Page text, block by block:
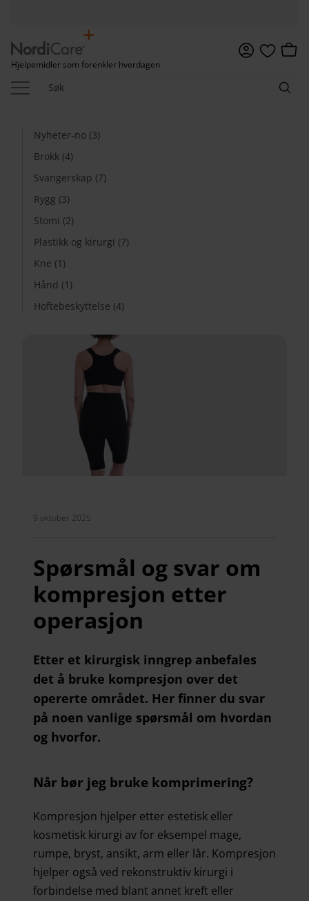
Hjelpemidler som forenkler hverdagen
Favoritter
Nyheter-no (3)
Brokk (4)
Svangerskap (7)
Rygg (3)
Stomi (2)
Plastikk og kirurgi (7)
Kne (1)
Hånd (1)
Hoftebeskyttelse (4)
9 oktober 2025
Spørsmål og svar om
kompresjon etter
operasjon
Etter et kirurgisk inngrep anbefales
det å bruke kompresjon over det
opererte området. Her finner du svar
på noen vanlige spørsmål om hvordan
og hvorfor.
Når bør jeg bruke komprimering?
Kompresjon hjelper etter estetisk eller
kosmetisk kirurgi av for eksempel mage,
rumpe, bryst, ansikt, arm eller lår. Kompresjon
hjelper også ved rekonstruktiv kirurgi i
forbindelse med blant annet kreft eller